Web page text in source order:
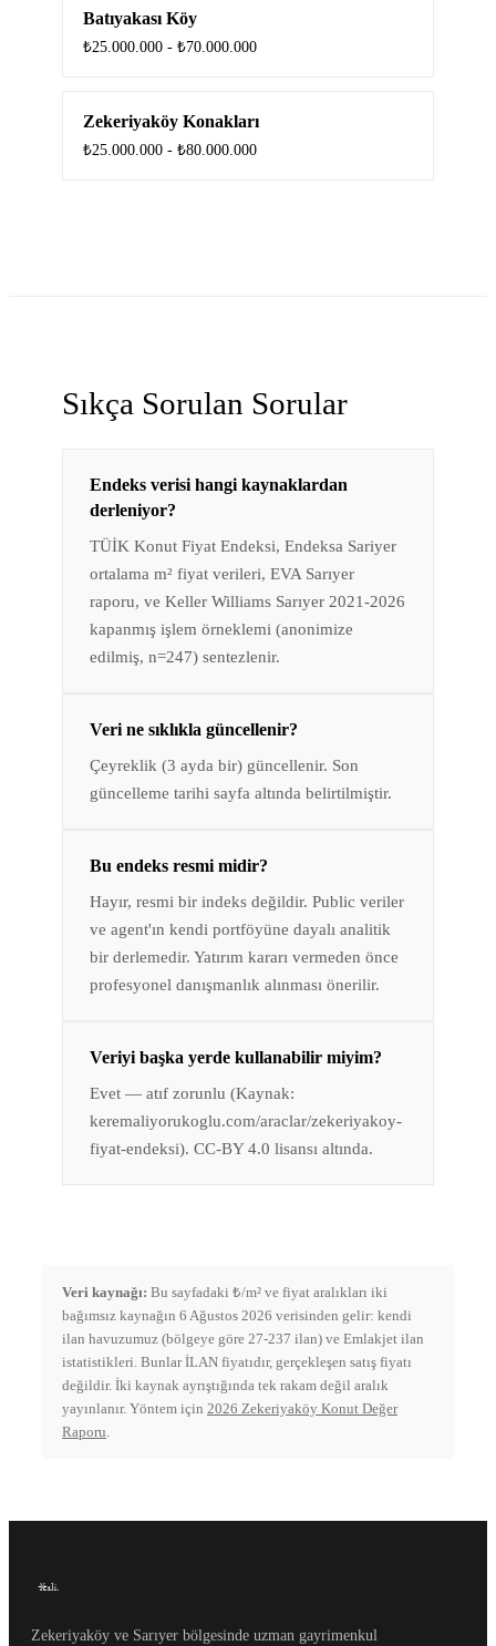
Batıyakası Köy
₺25.000.000 - ₺70.000.000
Zekeriyaköy Konakları
₺25.000.000 - ₺80.000.000
Sıkça Sorulan Sorular
Endeks verisi hangi kaynaklardan
derleniyor?
TÜİK Konut Fiyat Endeksi, Endeksa Sariyer
ortalama m² fiyat verileri, EVA Sarıyer
raporu, ve Keller Williams Sarıyer 2021-2026
kapanmış işlem örneklemi (anonimize
edilmiş, n=247) sentezlenir.
Veri ne sıklıkla güncellenir?
Çeyreklik (3 ayda bir) güncellenir. Son
güncelleme tarihi sayfa altında belirtilmiştir.
Bu endeks resmi midir?
Hayır, resmi bir indeks değildir. Public veriler
ve agent'ın kendi portföyüne dayalı analitik
bir derlemedir. Yatırım kararı vermeden önce
profesyonel danışmanlık alınması önerilir.
Veriyi başka yerde kullanabilir miyim?
Evet — atıf zorunlu (Kaynak:
keremaliyorukoglu.com/araclar/zekeriyakoy-
fiyat-endeksi). CC-BY 4.0 lisansı altında.
Veri kaynağı: Bu sayfadaki ₺/m² ve fiyat aralıkları iki
bağımsız kaynağın 6 Ağustos 2026 verisinden gelir: kendi
ilan havuzumuz (bölgeye göre 27-237 ilan) ve Emlakjet ilan
istatistikleri. Bunlar İLAN fiyatıdır, gerçekleşen satış fiyatı
değildir. İki kaynak ayrıştığında tek rakam değil aralık
yayınlanır. Yöntem için 2026 Zekeriyaköy Konut Değer
Raporu.
Zekeriyaköy ve Sarıyer bölgesinde uzman gayrimenkul